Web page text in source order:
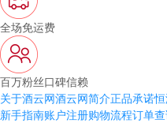
全场免运费
百万粉丝口碑信赖
关于酒云网酒云网简介正品承诺
新手指南账户注册购物流程订单查